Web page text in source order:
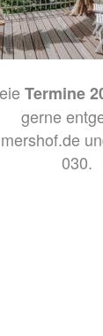
Termine
gerne
030.